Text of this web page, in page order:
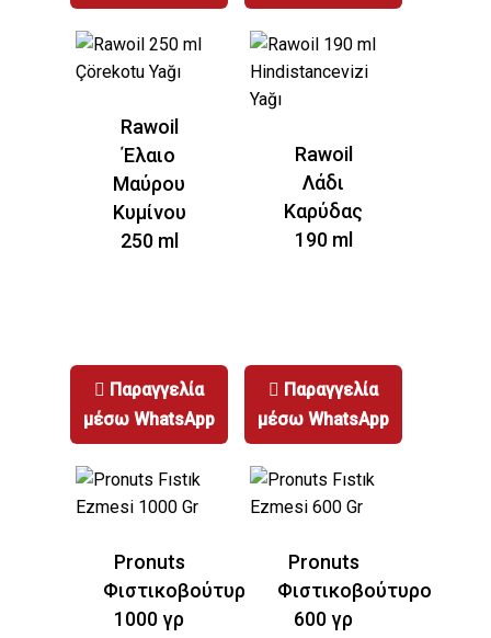
DEFNE
ΧΑΛΒΑΣ ΜΕ
ΚΑΚΑΟ
Λεπτομερείς
Rawoil
Έλαιο
Μαύρου
Κυμίνου
250 ml
Παραγγελία
μέσω WhatsApp
Rawoil
Λάδι
Καρύδας
190 ml
Παραγγελία
μέσω WhatsApp
Pronuts
Φιστικοβούτυρο
1000 γρ
Pronuts
Φιστικοβούτυρο
600 γρ